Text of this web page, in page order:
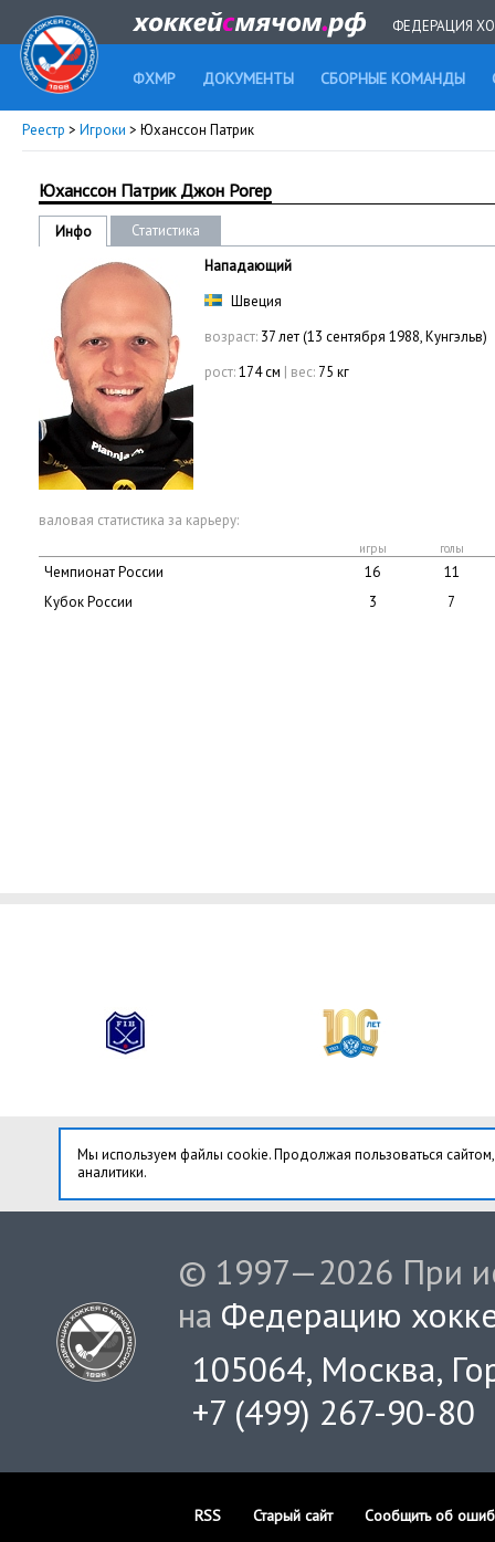
ФЕДЕРАЦИЯ
ФХМР ДОКУМЕНТЫ СБОРНЫЕ КОМАНДЫ
Реестр > Игроки > Юханссон Патрик
Юханссон Патрик Джон Рогер
Инфо
Статистика
Нападающий
Швеция
возраст: 37 лет (13 сентября 1988, Кунгэльв)
рост:174 см | вес: 75 кг
валовая статистика за карьеру:
игры голы
Чемпионат России 16
11
Кубок России
3 7
Мы используем файлы cookie. Продолжая пользоваться
аналитики.
© 1997—2026 При
на Федерацию
105064, Москва,
+7 (499) 267-90-80
RSS Старый сайт Сообщить об